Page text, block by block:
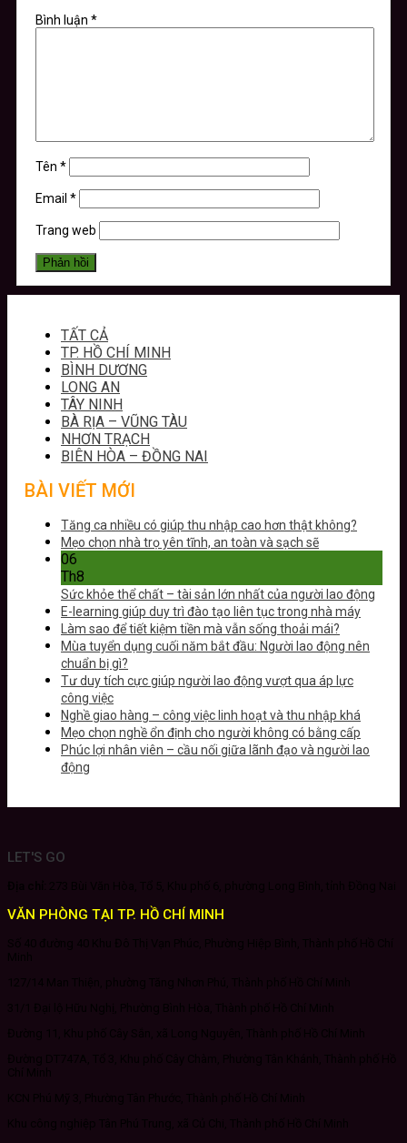
Bình luận *
Tên *
Email *
Trang web
TẤT CẢ
TP. HỒ CHÍ MINH
BÌNH DƯƠNG
LONG AN
TÂY NINH
BÀ RỊA – VŨNG TÀU
NHƠN TRẠCH
BIÊN HÒA – ĐỒNG NAI
BÀI VIẾT MỚI
Tăng ca nhiều có giúp thu nhập cao hơn thật không?
Mẹo chọn nhà trọ yên tĩnh, an toàn và sạch sẽ
06
Th8
Sức khỏe thể chất – tài sản lớn nhất của người lao động
E-learning giúp duy trì đào tạo liên tục trong nhà máy
Làm sao để tiết kiệm tiền mà vẫn sống thoải mái?
Mùa tuyển dụng cuối năm bắt đầu: Người lao động nên
chuẩn bị gì?
Tư duy tích cực giúp người lao động vượt qua áp lực
công việc
Nghề giao hàng – công việc linh hoạt và thu nhập khá
Mẹo chọn nghề ổn định cho người không có bằng cấp
Phúc lợi nhân viên – cầu nối giữa lãnh đạo và người lao
động
LET'S GO
VĂN PHÒNG TẠI TP. HỒ CHÍ MINH